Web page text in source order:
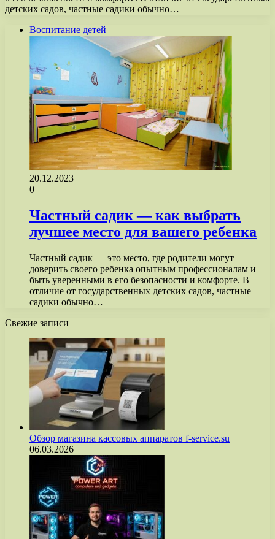
детских садов, частные садики обычно…
Воспитание детей
20.12.2023
0
Частный садик — как выбрать
лучшее место для вашего ребенка
Частный садик — это место, где родители могут
доверить своего ребенка опытным профессионалам и
быть уверенными в его безопасности и комфорте. В
отличие от государственных детских садов, частные
садики обычно…
Свежие записи
Обзор магазина кассовых аппаратов f-service.su
06.03.2026